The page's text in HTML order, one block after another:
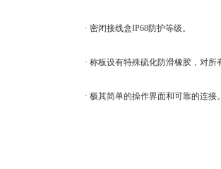
· 密闭接线盒IP68防护等级。
· 称板设有特殊硫化防滑橡胶，对
· 极其简单的操作界面和可靠的连接